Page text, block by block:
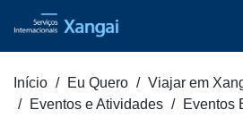
Início Eu Quero
Viajar em
Eventos e Atividades
Eventos